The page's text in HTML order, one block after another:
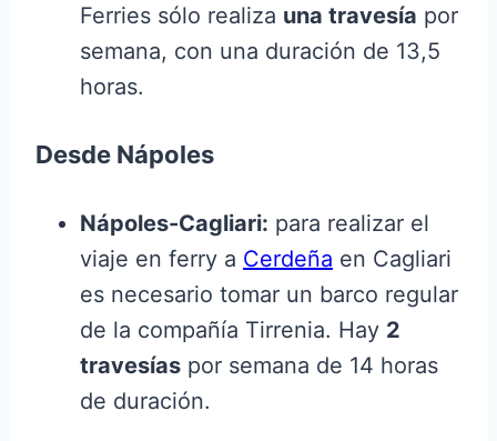
Ferries sólo realiza una travesía por
semana, con una duración de 13,5
horas.
Desde Nápoles
Nápoles-Cagliari: para realizar el
viaje en ferry a Cerdeña en Cagliari
es necesario tomar un barco regular
de la compañía Tirrenia. Hay 2
travesías por semana de 14 horas
de duración.